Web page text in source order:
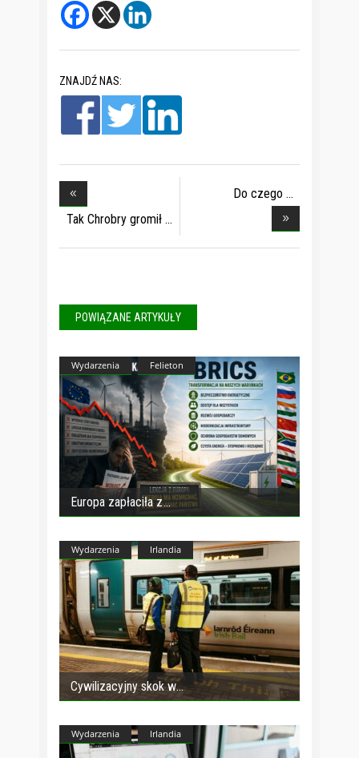
ZNAJDŹ NAS:
Tak Chrobry gromił
Do czego
POWIĄZANE ARTYKUŁY
Wydarzenia Felieton
Europa zapłaciła z
Wydarzenia Irlandia
Cywilizacyjny skok w
Wydarzenia Irlandia